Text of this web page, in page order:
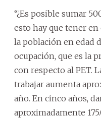
“¿Es posible sumar
esto hay que tener
la población en edad
ocupación, que es la
con respecto al PET.
trabajar aumenta
año. En cinco años,
aproximadamente